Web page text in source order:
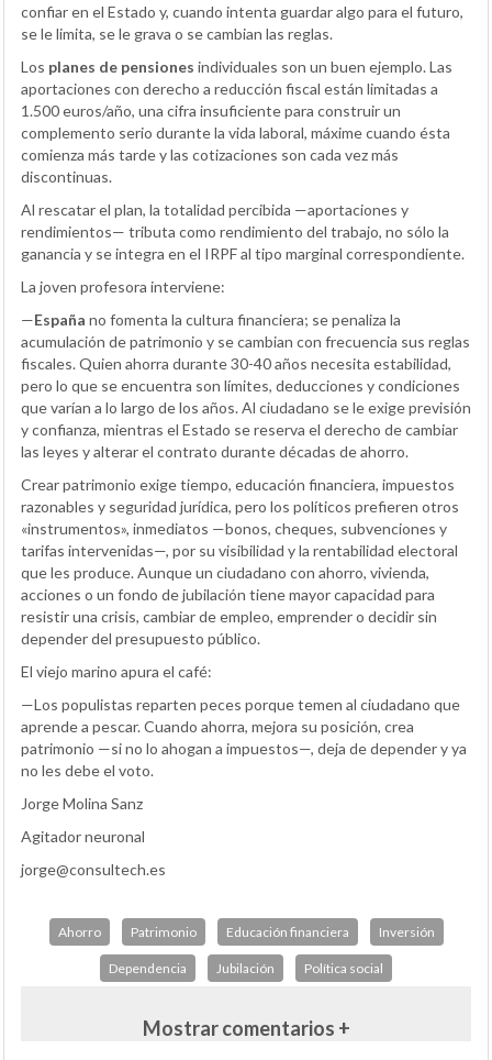
confiar en el Estado y, cuando intenta guardar algo para el futuro,
se le limita, se le grava o se cambian las reglas.
Los planes de pensiones individuales son un buen ejemplo. Las
aportaciones con derecho a reducción fiscal están limitadas a
1.500 euros/año, una cifra insuficiente para construir un
complemento serio durante la vida laboral, máxime cuando ésta
comienza más tarde y las cotizaciones son cada vez más
discontinuas.
Al rescatar el plan, la totalidad percibida —aportaciones y
rendimientos— tributa como rendimiento del trabajo, no sólo la
ganancia y se integra en el IRPF al tipo marginal correspondiente.
La joven profesora interviene:
—España no fomenta la cultura financiera; se penaliza la
acumulación de patrimonio y se cambian con frecuencia sus reglas
fiscales. Quien ahorra durante 30-40 años necesita estabilidad,
pero lo que se encuentra son límites, deducciones y condiciones
que varían a lo largo de los años. Al ciudadano se le exige previsión
y confianza, mientras el Estado se reserva el derecho de cambiar
las leyes y alterar el contrato durante décadas de ahorro.
Crear patrimonio exige tiempo, educación financiera, impuestos
razonables y seguridad jurídica, pero los políticos prefieren otros
«instrumentos», inmediatos —bonos, cheques, subvenciones y
tarifas intervenidas—, por su visibilidad y la rentabilidad electoral
que les produce. Aunque un ciudadano con ahorro, vivienda,
acciones o un fondo de jubilación tiene mayor capacidad para
resistir una crisis, cambiar de empleo, emprender o decidir sin
depender del presupuesto público.
El viejo marino apura el café:
—Los populistas reparten peces porque temen al ciudadano que
aprende a pescar. Cuando ahorra, mejora su posición, crea
patrimonio —si no lo ahogan a impuestos—, deja de depender y ya
no les debe el voto.
Jorge Molina Sanz
Agitador neuronal
jorge@consultech.es
Ahorro Patrimonio Educación financiera Inversión
Dependencia Jubilación Política social
Mostrar comentarios +